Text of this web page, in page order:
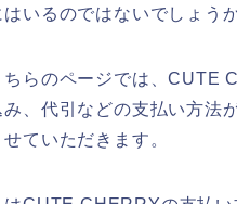
いるのではないでしょう
ちらのページでは、CUTE
、代引などの支払い方法
ていただきます。